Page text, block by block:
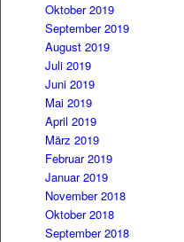
Oktober 2019
September 2019
August 2019
Juli 2019
Juni 2019
Mai 2019
April 2019
März 2019
Februar 2019
Januar 2019
November 2018
Oktober 2018
September 2018